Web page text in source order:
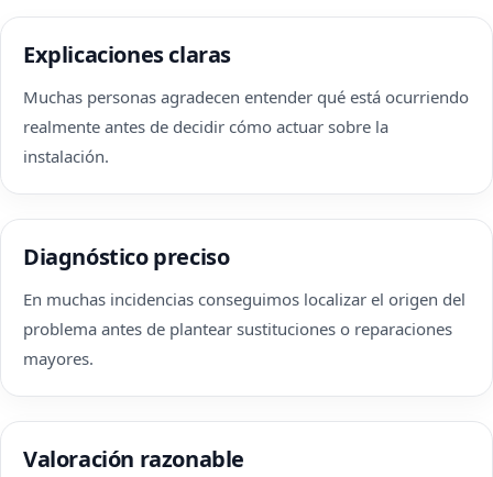
Explicaciones claras
Muchas personas agradecen entender qué está ocurriendo
realmente antes de decidir cómo actuar sobre la
instalación.
Diagnóstico preciso
En muchas incidencias conseguimos localizar el origen del
problema antes de plantear sustituciones o reparaciones
mayores.
Valoración razonable